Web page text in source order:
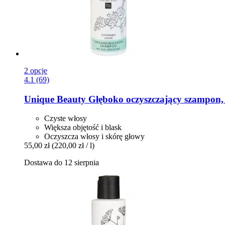
2 opcje
4.1 (69)
Unique Beauty Głęboko oczyszczający
Czyste włosy
Większa objętość i blask
Oczyszcza włosy i skórę głowy
55,00 zł (220,00 zł / l)
Dostawa do 12 sierpnia